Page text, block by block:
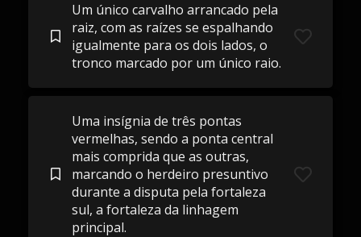
Um único carvalho arrancado pela
raiz, com as raízes se espalhando
igualmente para os dois lados, o
tronco marcado por um único raio.
Uma insígnia de três pontas
vermelhas, sendo a ponta central
mais comprida que as outras,
marcando o herdeiro presuntivo
durante a disputa pela fortaleza
sul, a fortaleza da linhagem
principal.